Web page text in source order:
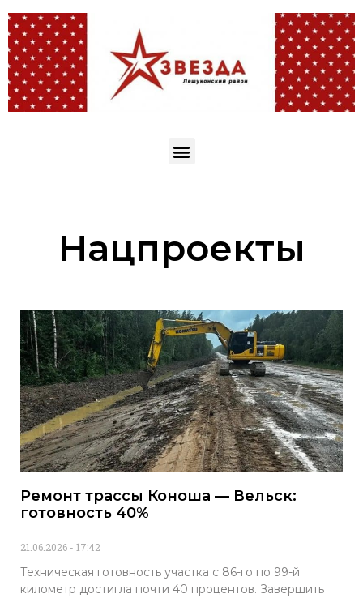
Нацпроекты
Ремонт трассы Коноша — Вельск:
готовность 40%
21.06.2026 17:42
Техническая готовность участка с 86-го по 99-й
километр достигла почти 40 процентов. Завершить